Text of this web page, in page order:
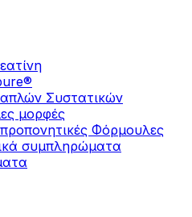
Συστατικών
μορφές
Φόρμουλες
συμπληρώματα